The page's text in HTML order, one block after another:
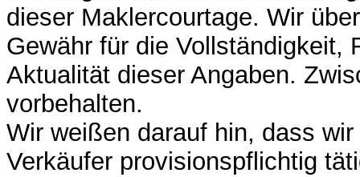
dieser Maklercourtage. Wir
Gewähr für die Vollständigkeit,
Aktualität dieser Angaben.
vorbehalten.
Wir weißen darauf hin, dass
Verkäufer provisionspflichtig